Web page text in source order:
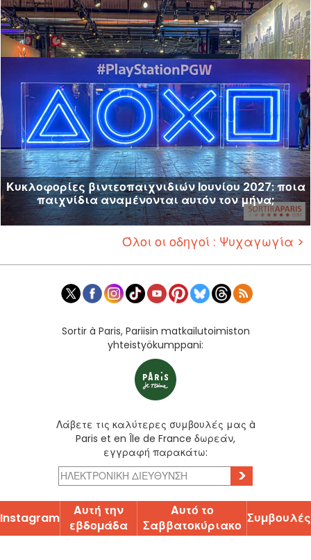
Κυκλοφορίες βιντεοπαιχνιδιών Ιουνίου 2027: ποια
παιχνίδια αναμένονται αυτόν τον μήνα;
Όλοι οι οδηγοί : Ψυχαγωγία >
Sortir à Paris, Pariisin matkailutoimiston
yhteistyökumppani:
Λάβετε τις καλύτερες συμβουλές μας à
Paris et en Île de France δωρεάν,
εγγραφή παρακάτω:
>
Instagram
Αυτή την
εβδοµάδα
Αυτό το
Ʃαββατοκύριακο Ʃυµβουλές